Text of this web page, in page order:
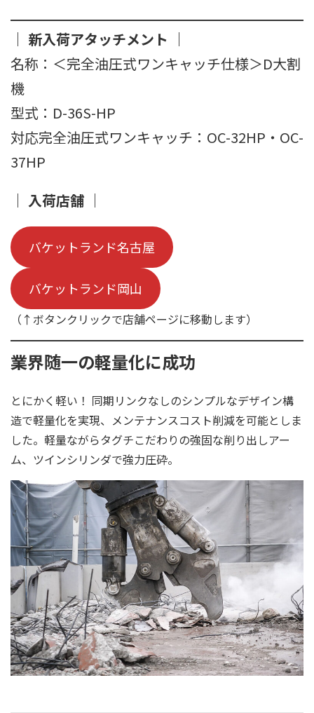
｜ 新入荷アタッチメント ｜
名称：＜完全油圧式ワンキャッチ仕様＞D大割
機
型式：D-36S-HP
対応完全油圧式ワンキャッチ：OC-32HP・OC-
37HP
｜ 入荷店舗 ｜
バケットランド名古屋
バケットランド岡山
（↑ボタンクリックで店舗ページに移動します）
業界随一の軽量化に成功
とにかく軽い！ 同期リンクなしのシンプルなデザイン構
造で軽量化を実現、メンテナンスコスト削減を可能としま
した。軽量ながらタグチこだわりの強固な削り出しアー
ム、ツインシリンダで強力圧砕。